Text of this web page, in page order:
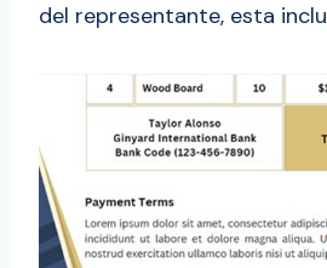
del representante, esta